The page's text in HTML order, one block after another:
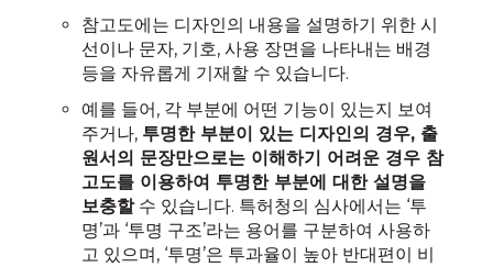
참고도에는 디자인의 내용을 설명하기 위한 시
선이나 문자, 기호, 사용 장면을 나타내는 배경
등을 자유롭게 기재할 수 있습니다.
예를 들어, 각 부분에 어떤 기능이 있는지 보여
주거나, 투명한 부분이 있는 디자인의 경우, 출
원서의 문장만으로는 이해하기 어려운 경우 참
고도를 이용하여 투명한 부분에 대한 설명을
보충할수 있습니다. 특허청의 심사에서는 ‘투
명’과 ‘투명 구조’라는 용어를 구분하여 사용하
고 있으며, ‘투명’은 투과율이 높아 반대편이 비